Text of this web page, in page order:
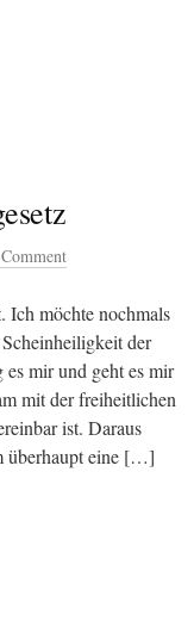
Ich möchte nochmals
der
mir und geht es mir
mit der freiheitlichen
ist. Daraus
überhaupt eine […]